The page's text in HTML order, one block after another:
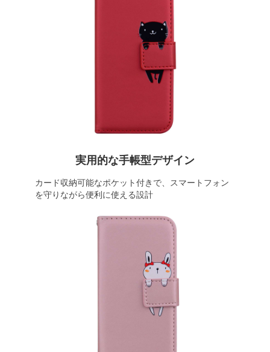
実用的な手帳型デザイン
カード収納可能なポケット付きで、スマートフォン
を守りながら便利に使える設計